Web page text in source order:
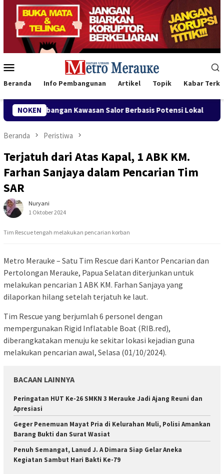
Loncat
konten
Mobile
Beranda Info Pembangunan Artikel Topik Kabar
NOKEN
Kawasan Salor Berbasis Potensi Lokal Bank Mandiri
Beranda Peristiwa
Terjatuh dari Atas Kapal, 1 ABK KM.
Farhan Sanjaya dalam Pencarian Tim
SAR
Nuryani
1 Oktober 2024
Tim Rescue tengah melakukan pencarian korban
Metro Merauke – Satu Tim Rescue dari Kantor Pencarian dan
Pertolongan Merauke, Papua Selatan diterjunkan untuk
melakukan pencarian 1 ABK KM. Farhan Sanjaya yang
dilaporkan hilang setelah terjatuh ke laut.
Tim Rescue yang berjumlah 6 personel dengan
mempergunakan Rigid Inflatable Boat (RIB.red),
diberangkatakan menuju ke sekitar lokasi kejadian guna
melakukan pencarian awal, Selasa (01/10/2024).
BACAAN LAINNYA
Peringatan HUT Ke-26 SMKN 3 Merauke Jadi Ajang Reuni dan
Apresiasi
Geger Penemuan Mayat Pria di Kelurahan Muli, Polisi Amankan
Barang Bukti dan Surat Wasiat
Penuh Semangat, Lanud J. A Dimara Siap Gelar Aneka
Kegiatan Sambut Hari Bakti Ke-79